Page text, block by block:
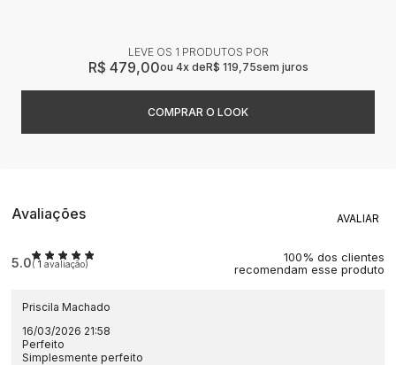
LEVE OS 1 PRODUTOS
R$ 479,00 4x R$ 119,75sem juros
Avaliações
5.0(1 avaliação)
100% dos clientes
recomendam esse produto
Priscila Machado
16/03/2026 21:58
Perfeito
Simplesmente perfeito